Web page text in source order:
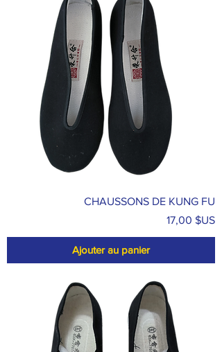
CHAUSSONS DE KUNG FU
Prix
17,00 $US
Ajouter au panier